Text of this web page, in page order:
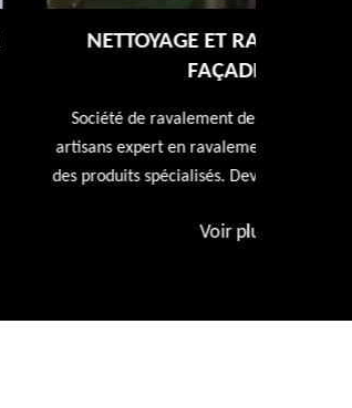
ET RAVALEMENT DE
de façade 72 Sarthe nos
de façade utiliseront
Devis et déplacement offert